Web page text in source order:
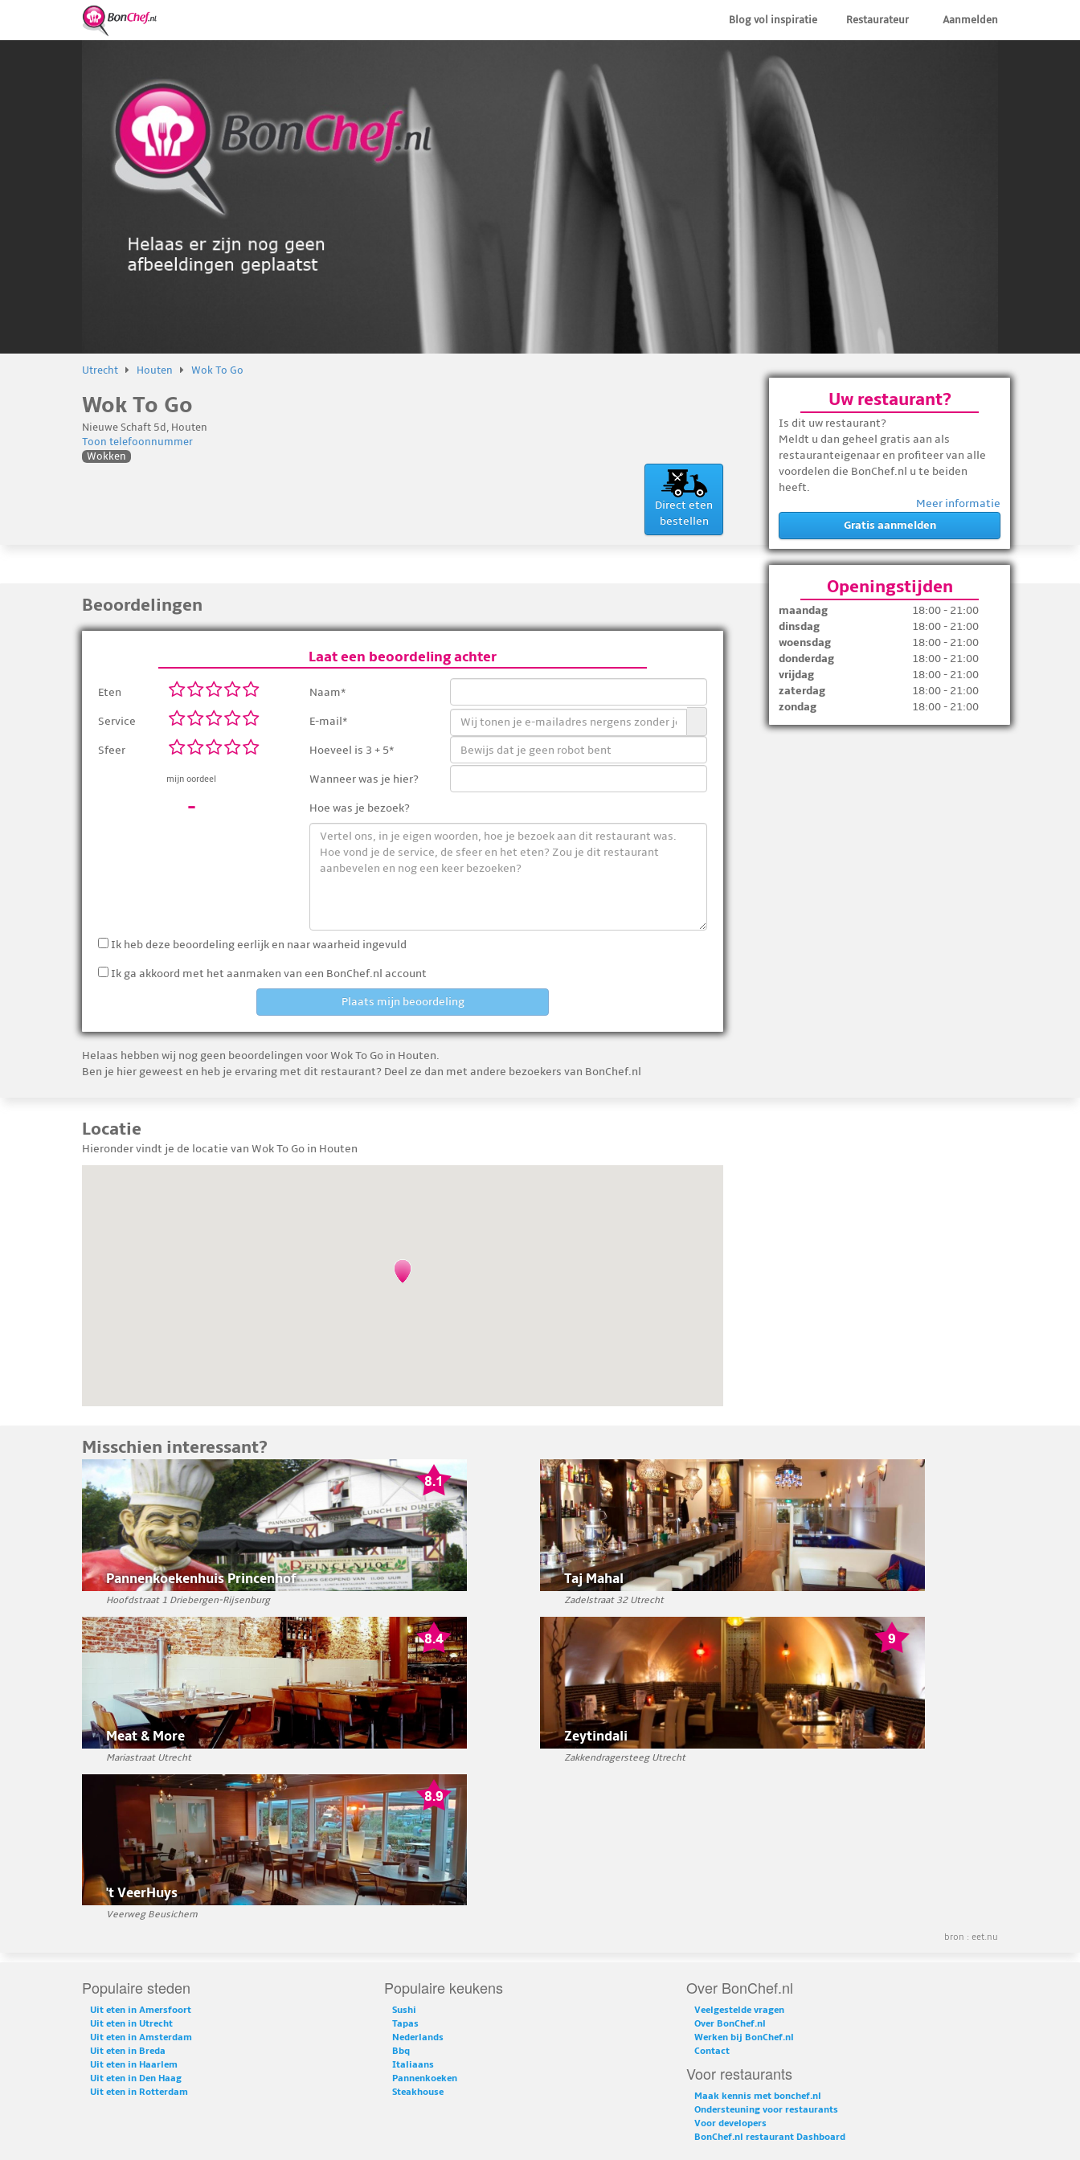
Aanmelden
Restaurateur
Blog vol inspiratie
Uw restaurant?
Is dit uw restaurant?
Meldt u dan geheel gratis aan als
restauranteigenaar en profiteer van alle
voordelen die BonChef.nl u te beiden
heeft.
Meer informatie
Gratis aanmelden
Openingstijden
maandag
18:00 - 21:00
dinsdag
18:00 - 21:00
woensdag
18:00 - 21:00
donderdag
18:00 - 21:00
vrijdag
18:00 - 21:00
zaterdag
18:00 - 21:00
zondag
18:00 - 21:00
Utrecht Houten Wok To Go
Wok To Go
Nieuwe Schaft 5d, Houten
Toon telefoonnummer
Wokken
Direct eten
bestellen
Beoordelingen
Laat een beoordeling achter
Eten
Service
Sfeer
mijn oordeel
-
Naam*
E-mail*
Hoeveel is 3 + 5*
Wanneer was je hier?
Hoe was je bezoek?
Ik heb deze beoordeling eerlijk en naar waarheid ingevuld
Ik ga akkoord met het aanmaken van een BonChef.nl account
Plaats mijn beoordeling
Helaas hebben wij nog geen beoordelingen voor Wok To Go in Houten.
Ben je hier geweest en heb je ervaring met dit restaurant? Deel ze dan met andere bezoekers van BonChef.nl
Locatie
Hieronder vindt je de locatie van Wok To Go in Houten
Misschien interessant?
Pannenkoekenhuis Princenhof
Hoofdstraat 1 Driebergen-Rijsenburg
Taj Mahal
Zadelstraat 32 Utrecht
Meat & More
Mariastraat Utrecht
Zeytindali
Zakkendragersteeg Utrecht
't VeerHuys
Veerweg Beusichem
bron : eet.nu
Populaire steden
Uit eten in Amersfoort
Uit eten in Utrecht
Uit eten in Amsterdam
Uit eten in Breda
Uit eten in Haarlem
Uit eten in Den Haag
Uit eten in Rotterdam
Populaire keukens
Sushi
Tapas
Nederlands
Bbq
Italiaans
Pannenkoeken
Steakhouse
Over BonChef.nl
Veelgestelde vragen
Over BonChef.nl
Werken bij BonChef.nl
Contact
Voor restaurants
Maak kennis met bonchef.nl
Ondersteuning voor restaurants
Voor developers
BonChef.nl restaurant Dashboard